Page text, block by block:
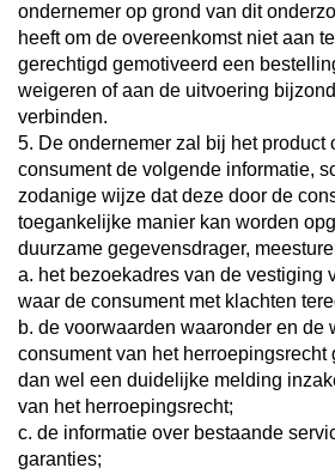
ondernemer op grond van dit
heeft om de overeenkomst niet aan
gerechtigd gemotiveerd een
weigeren of aan de uitvoering
verbinden.
5. De ondernemer zal bij het product
consument de volgende informatie,
zodanige wijze dat deze door de
toegankelijke manier kan worden
duurzame gegevensdrager,
a. het bezoekadres van de vestiging
waar de consument met klachten
b. de voorwaarden waaronder en de
consument van het herroepingsrecht
dan wel een duidelijke melding
van het herroepingsrecht;
c. de informatie over bestaande
garanties;